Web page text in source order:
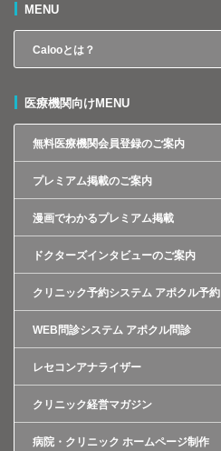
MENU
Calooとは？
医療機関向けMENU
無料医療機関会員登録のご案内
プレミアム掲載のご案内
漫画でわかるプレミアム掲載
ドクターズインタビューのご案内
クリニック予約システム アポクル予約
WEB問診システム アポクル問診
レセコンアナライザー
クリニック経営マガジン
病院・クリニック ホームページ制作